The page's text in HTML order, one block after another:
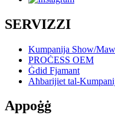
SERVIZZI
Kumpanija Show/
PROĊESS OEM
Ġdid Fjamant
Aħbarijiet tal-
Appoġġ